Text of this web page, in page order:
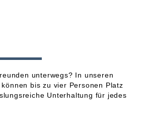
unterwegs? In unseren
bis zu vier Personen Platz
Unterhaltung für jedes